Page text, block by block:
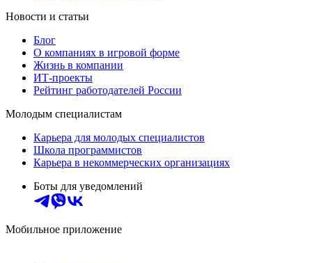
Новости и статьи
Блог
О компаниях в игровой форме
Жизнь в компании
ИТ-проекты
Рейтинг работодателей России
Молодым специалистам
Карьера для молодых специалистов
Школа программистов
Карьера в некоммерческих организациях
Боты для уведомлений
Мобильное приложение